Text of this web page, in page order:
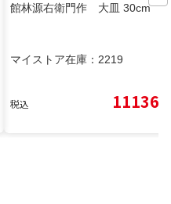
館林源右衛門作 大皿 30cm
マイストア在庫： 2219
税込 11136